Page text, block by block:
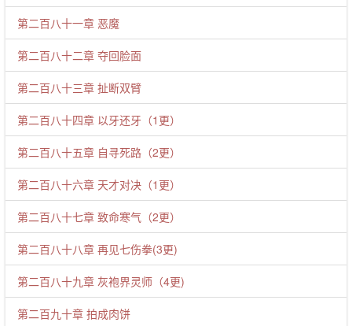
第二百八十一章 恶魔
第二百八十二章 夺回脸面
第二百八十三章 扯断双臂
第二百八十四章 以牙还牙（1更）
第二百八十五章 自寻死路（2更）
第二百八十六章 天才对决（1更）
第二百八十七章 致命寒气（2更）
第二百八十八章 再见七伤拳(3更)
第二百八十九章 灰袍界灵师（4更)
第二百九十章 拍成肉饼